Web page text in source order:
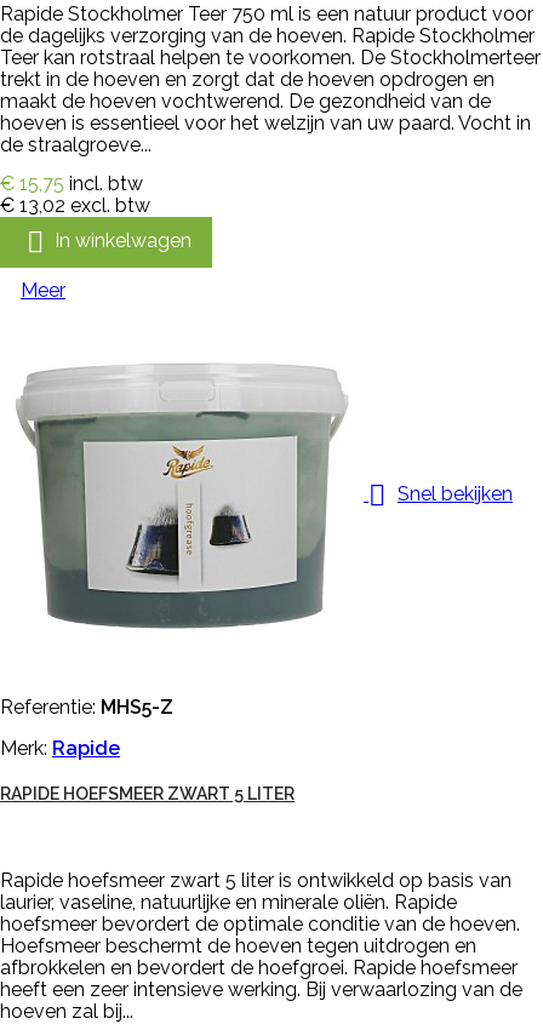
Rapide Stockholmer Teer 750 ml is een natuur product voor
de dagelijks verzorging van de hoeven. Rapide Stockholmer
Teer kan rotstraal helpen te voorkomen. De Stockholmerteer
trekt in de hoeven en zorgt dat de hoeven opdrogen en
maakt de hoeven vochtwerend. De gezondheid van de
hoeven is essentieel voor het welzijn van uw paard. Vocht in
de straalgroeve...
€ 15,75 incl. btw
€ 13,02 excl. btw
 In winkelwagen
Meer
 Snel bekijken
Referentie: MHS5-Z
Merk: Rapide
RAPIDE HOEFSMEER ZWART 5 LITER
Rapide hoefsmeer zwart 5 liter is ontwikkeld op basis van
laurier, vaseline, natuurlijke en minerale oliën. Rapide
hoefsmeer bevordert de optimale conditie van de hoeven.
Hoefsmeer beschermt de hoeven tegen uitdrogen en
afbrokkelen en bevordert de hoefgroei. Rapide hoefsmeer
heeft een zeer intensieve werking. Bij verwaarlozing van de
hoeven zal bij...